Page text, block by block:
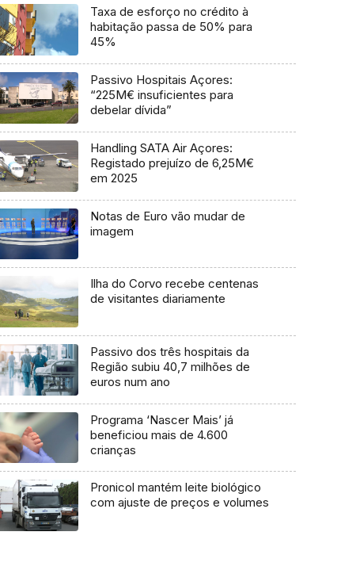
Taxa de esforço no crédito à
habitação passa de 50% para
45%
Passivo Hospitais Açores:
“225M€ insuficientes para
debelar dívida”
Handling SATA Air Açores:
Registado prejuízo de 6,25M€
em 2025
Notas de Euro vão mudar de
imagem
Ilha do Corvo recebe centenas
de visitantes diariamente
Passivo dos três hospitais da
Região subiu 40,7 milhões de
euros num ano
Programa ‘Nascer Mais’ já
beneficiou mais de 4.600
crianças
Pronicol mantém leite biológico
com ajuste de preços e volumes